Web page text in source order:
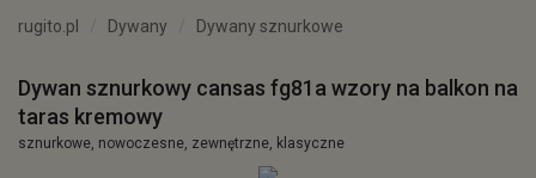
rugito.pl Dywany Dywany sznurkowe
Dywan sznurkowy cansas fg81a wzory na balkon na
taras kremowy
sznurkowe, nowoczesne, zewnętrzne, klasyczne